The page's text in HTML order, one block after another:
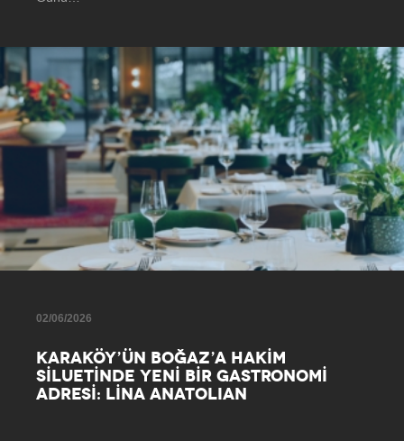
02/06/2026
KARAKÖY’ÜN BOĞAZ’A HAKİM
SİLUETİNDE YENİ BİR GASTRONOMİ
ADRESİ: LİNA ANATOLIAN